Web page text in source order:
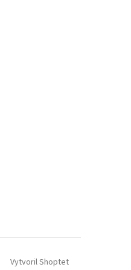
Vytvoril Shoptet